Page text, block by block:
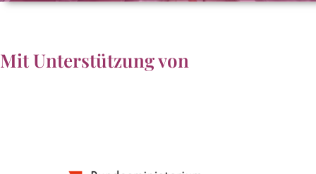
Mit Unterstützung von